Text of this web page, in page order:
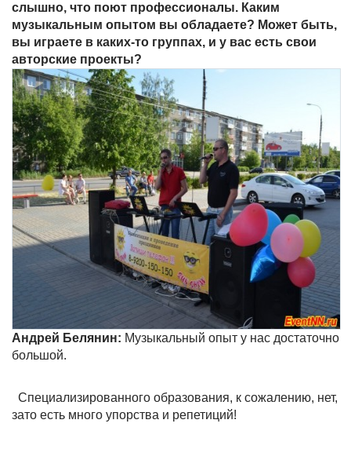
слышно, что поют профессионалы. Каким
музыкальным опытом вы обладаете? Может быть,
вы играете в каких-то группах, и у вас есть свои
авторские проекты?
Андрей Белянин: Музыкальный опыт у нас достаточно
большой.
Специализированного образования, к сожалению, нет,
зато есть много упорства и репетиций!